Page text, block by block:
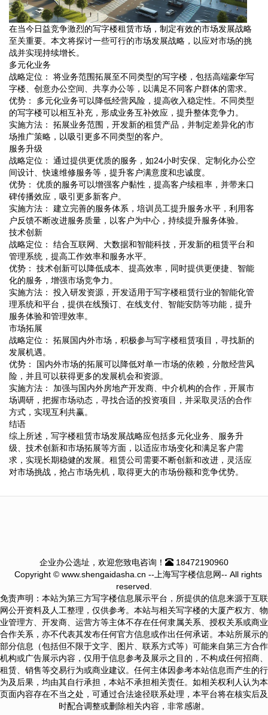
在当今日益竞争激烈的写字楼租赁市场，制定有效的市场发展战略
至关重要。本文将探讨一些可行的市场发展战略，以应对市场的挑
战并实现持续增长。
多元化业务
战略定位： 将业务范围拓展至不同类型的写字楼，包括高端豪华写
字楼、创意办公空间、共享办公等，以满足不同客户群体的需求。
优势： 多元化业务可以降低经营风险，提高收入稳定性。不同类型
的写字楼可以相互补充，形成业务互补效应，提升整体竞争力。
实施方法： 拓展业务范围，开发新的租赁产品，并制定差异化的市
场推广策略，以吸引更多不同类型的客户。
服务升级
战略定位： 通过提供更优质的服务，如24小时安保、定制化办公空
间设计、快速维修服务等，提升客户满意度和忠诚度。
优势： 优质的服务可以增强客户黏性，提高客户续租率，并带来口
碑传播效应，吸引更多新客户。
实施方法： 建立完善的服务体系，培训员工提升服务水平，利用客
户反馈不断改进服务质量，以客户为中心，持续提升服务体验。
技术创新
战略定位： 结合互联网、大数据和智能科技，开发新的租赁平台和
管理系统，提高工作效率和服务水平。
优势： 技术创新可以降低成本、提高效率，同时提供更便捷、智能
化的服务，增强市场竞争力。
实施方法： 投入研发资源，开发适用于写字楼租赁行业的智能化管
理系统和平台，提供在线预订、在线支付、智能安防等功能，提升
服务体验和管理效率。
市场拓展
战略定位： 拓展国内外市场，积极参与写字楼租赁项目，寻找新的
发展机遇。
优势： 国内外市场的拓展可以降低对单一市场的依赖，分散经营风
险，并且可以获得更多的发展机会和资源。
实施方法： 加强与国内外房地产开发商、中介机构的合作，开展市
场调研，把握市场动态，寻找合适的投资项目，并采取灵活的合作
方式，实现互利共赢。
结语
综上所述，写字楼租赁市场发展战略应包括多元化业务、服务升
级、技术创新和市场拓展等方面，以适应市场变化和满足客户需
求，实现长期稳健的发展。租赁公司需要不断创新和改进，灵活应
对市场挑战，抢占市场先机，取得更大的市场份额和竞争优势。
企业办公选址，欢迎您致电咨询！
18472190960
Copyright © www.shengaidasha.cn --上海写字楼信息网-- All rights
reserved.
免责声明：本站为第三方写字楼信息展示平台，所提供的信息来源于互联
网公开资料及人工整理，仅供参考。本站与相关写字楼的大厦产权方、物
业管理方、开发商、运营方等主体不存在任何隶属关系、授权关系或商业
合作关系，亦不代表其发布任何官方信息或作出任何承诺。本站所展示的
部分信息（包括但不限于文字、图片、联系方式等）可能来自第三方合作
机构或广告展示内容，仅用于信息参考及展示之目的，不构成任何招商、
租赁、销售等交易行为或商业建议。任何主体因参考本站信息而产生的行
为及后果，均由其自行承担，本站不承担相关责任。如相关权利人认为本
页面内容存在不当之处，可通过合法途径联系处理，本平台将在核实后及
时配合调整或删除相关内容，非常感谢。